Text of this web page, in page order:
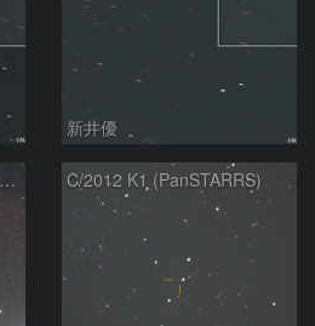
新井優
減光したパンスターズ彗星（C/2012K1） C/2012 K1 (PanSTARRS)